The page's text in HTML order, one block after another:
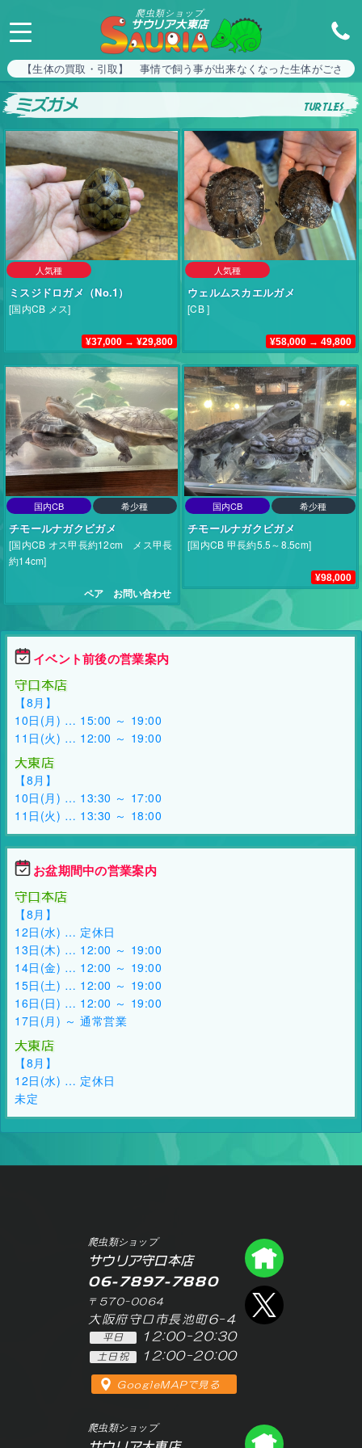
爬虫類ショップ
サウリア大東店
【生体の買取・引取】 事情で飼う事が出来なくなった生体がござ
ミズガメ turtles
人気種
ミスジドロガメ（No.1）
[国内CB メス]
¥37,000 → ¥29,800
人気種
ウェルムスカエルガメ
[CB ]
¥58,000 → 49,800
国内CB 希少種
チモールナガクビガメ
[国内CB オス甲長約12cm メス甲長
約14cm]
ペア お問い合わせ
国内CB 希少種
チモールナガクビガメ
[国内CB 甲長約5.5～8.5cm]
¥98,000
イベント前後の営業案内
守口本店
【8月】
10日(月) … 15:00 ～ 19:00
11日(火) … 12:00 ～ 19:00
大東店
【8月】
10日(月) … 13:30 ～ 17:00
11日(火) … 13:30 ～ 18:00
お盆期間中の営業案内
守口本店
【8月】
12日(水) … 定休日
13日(木) … 12:00 ～ 19:00
14日(金) … 12:00 ～ 19:00
15日(土) … 12:00 ～ 19:00
16日(日) … 12:00 ～ 19:00
17日(月) ～ 通常営業
大東店
【8月】
12日(水) … 定休日
未定
爬虫類ショップ
サウリア守口本店
06-7897-7880
〒570-0064
大阪府守口市長池町6-4
平日 12:00-20:30
土日祝 12:00-20:00
GoogleMAPで見る
爬虫類ショップ